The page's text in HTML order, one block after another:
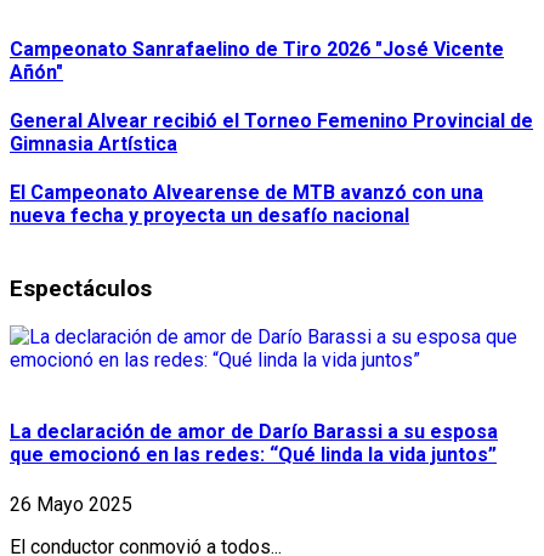
Campeonato Sanrafaelino de Tiro 2026 "José Vicente
Añón"
General Alvear recibió el Torneo Femenino Provincial de
Gimnasia Artística
El Campeonato Alvearense de MTB avanzó con una
nueva fecha y proyecta un desafío nacional
Espectáculos
La declaración de amor de Darío Barassi a su esposa
que emocionó en las redes: “Qué linda la vida juntos”
26 Mayo 2025
El conductor conmovió a todos...